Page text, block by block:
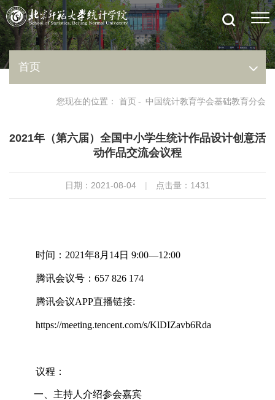
首页
您现在的位置： 首页- 中国统计教育学会基础教育分会
2021年（第六届）全国中小学生统计作品设计创意活
动作品交流会议程
日期：2021-08-04 | 点击量： 1431
时间：2021年8月14日 9:00—12:00
腾讯会议号：657 826 174
腾讯会议APP直播链接:
https://meeting.tencent.com/s/KlDIZavb6Rda
议程：
一、主持人介绍参会嘉宾